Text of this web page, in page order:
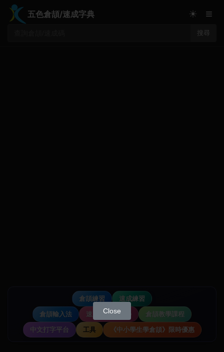
五色倉頡/速成字典
搜尋
☀ ≡
倉頡練習
速成練習
倉頡輸入法
速成輸入法教學
倉頡教學課程
中文打字平台
工具 《中小學生學倉頡》限時優惠
Close